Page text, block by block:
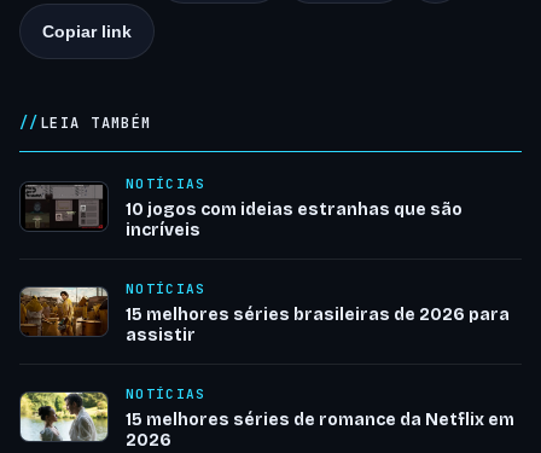
Copiar link
LEIA TAMBÉM
NOTÍCIAS
10 jogos com ideias estranhas que são
incríveis
NOTÍCIAS
15 melhores séries brasileiras de 2026 para
assistir
NOTÍCIAS
15 melhores séries de romance da Netflix em
2026